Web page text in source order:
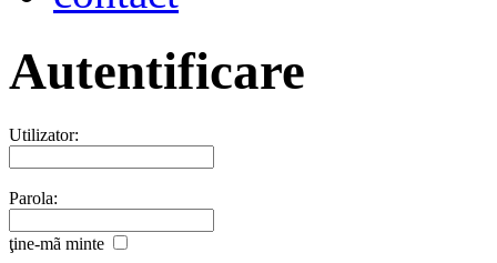
Autentificare
Utilizator:
Parola:
ţine-mã minte